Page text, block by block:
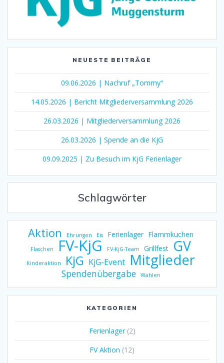
NEUESTE BEITRÄGE
09.06.2026 | Nachruf „Tommy“
14.05.2026 | Bericht Mitgliederversammlung 2026
26.03.2026 | Mitgliederversammlung 2026
26.03.2026 | Spende an die KjG
09.09.2025 | Zu Besuch im KjG Ferienlager
Schlagwörter
Aktion Ehrungen Eis Ferienlager Flammkuchen
Flaschen FV-KjG FV-KjG-Team Grillfest GV
Kinderaktion KjG KjG-Event Mitglieder
Spendenübergabe Wahlen
KATEGORIEN
Ferienlager(2)
FV Aktion (12)